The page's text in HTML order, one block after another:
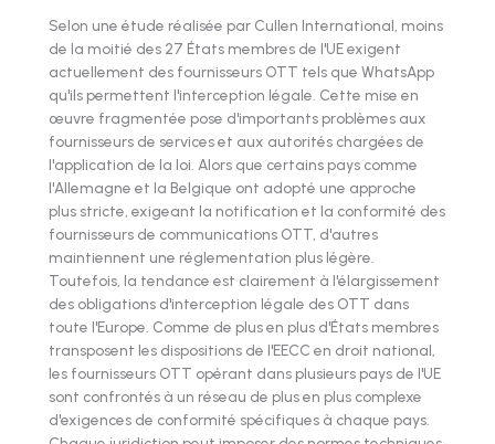
Selon une étude réalisée par Cullen International, moins
de la moitié des 27 États membres de l'UE exigent
actuellement des fournisseurs OTT tels que WhatsApp
qu'ils permettent l'interception légale. Cette mise en
œuvre fragmentée pose d'importants problèmes aux
fournisseurs de services et aux autorités chargées de
l'application de la loi. Alors que certains pays comme
l'Allemagne et la Belgique ont adopté une approche
plus stricte, exigeant la notification et la conformité des
fournisseurs de communications OTT, d'autres
maintiennent une réglementation plus légère.
Toutefois, la tendance est clairement à l'élargissement
des obligations d'interception légale des OTT dans
toute l'Europe. Comme de plus en plus d'États membres
transposent les dispositions de l'EECC en droit national,
les fournisseurs OTT opérant dans plusieurs pays de l'UE
sont confrontés à un réseau de plus en plus complexe
d'exigences de conformité spécifiques à chaque pays.